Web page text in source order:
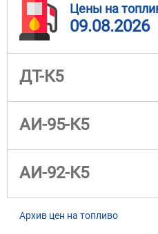
Цены на
09.08.2026
ДТ-К5
АИ-95-К5
АИ-92-К5
Архив цен на топливо